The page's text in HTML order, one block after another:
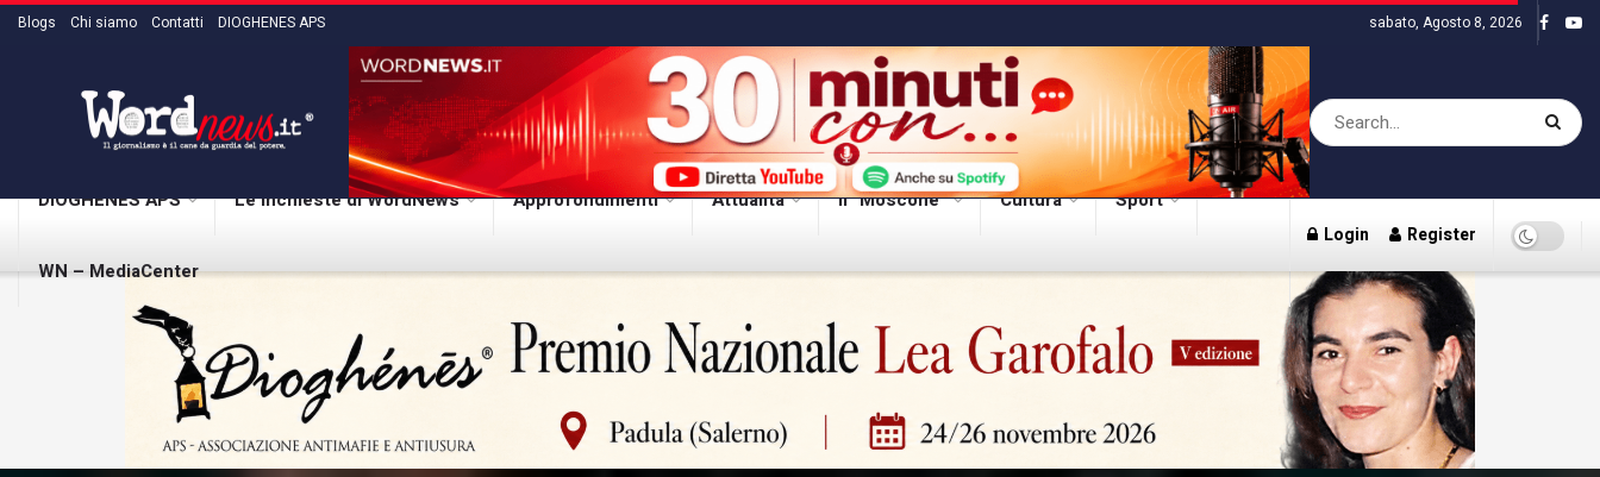
Blogs Chi siamo Contatti DIOGHENES APS sabato, Agosto 8, 2026
DIOGHENES APS Le inchieste di WordNews Approfondimenti Attualità Il “Moscone” Cultura Sport
WN – MediaCenter
Login Register